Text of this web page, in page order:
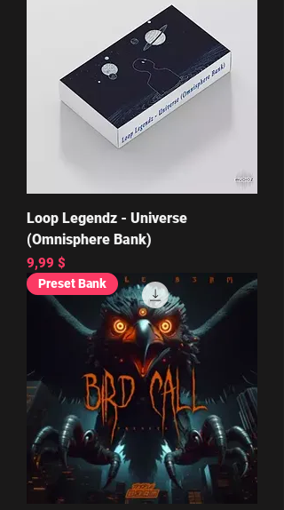
Loop Legendz - Universe
(Omnisphere Bank)
Цена
9,99 $
Preset Bank